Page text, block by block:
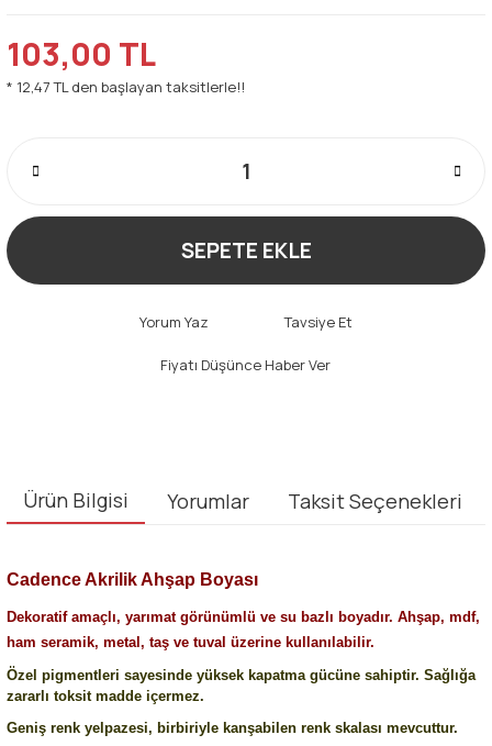
103,00 TL
* 12,47 TL den başlayan taksitlerle!!
SEPETE EKLE
Yorum Yaz Tavsiye Et
Fiyatı Düşünce Haber Ver
Ürün Bilgisi Yorumlar Taksit Seçenekleri
Cadence Akrilik Ahşap Boyası
Dekoratif amaçlı, yarımat görünümlü ve su bazlı boyadır. Ahşap, mdf,
ham seramik, metal, taş ve tuval üzerine kullanılabilir.
Özel pigmentleri sayesinde yüksek kapatma gücüne sahiptir. Sağlığa
zararlı toksit madde içermez.
Geniş renk yelpazesi, birbiriyle kanşabilen renk skalası mevcuttur.